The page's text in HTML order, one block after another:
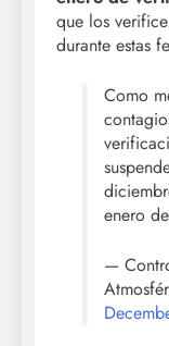
que los
durante estas
Como
enero
—